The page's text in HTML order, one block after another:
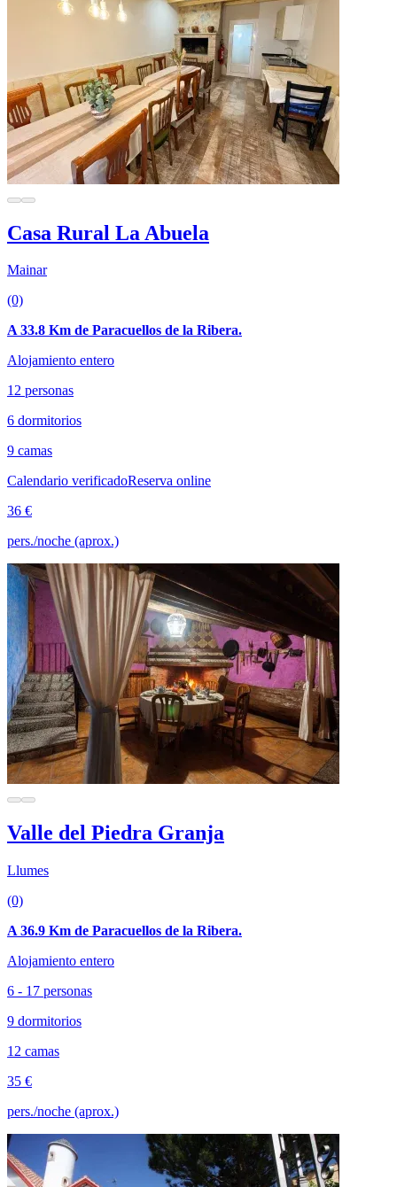
Casa Rural La Abuela
Mainar
(0)
A 33.8 Km de Paracuellos de la Ribera.
Alojamiento entero
12 personas
6 dormitorios
9 camas
Calendario verificadoReserva online
36 €
pers./noche (aprox.)
Valle del Piedra Granja
Llumes
(0)
A 36.9 Km de Paracuellos de la Ribera.
Alojamiento entero
6 - 17 personas
9 dormitorios
12 camas
35 €
pers./noche (aprox.)